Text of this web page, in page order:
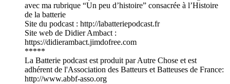
avec ma rubrique “Un peu d’histoire” consacrée à l’Histoire
de la batterie
Site du podcast : http://labatteriepodcast.fr
Site web de Didier Ambact :
https://didierambact.jimdofree.com
*****
La Batterie podcast est produit par Autre Chose et est
adhérent de l'Association des Batteurs et Batteuses de France:
http://www.abbf-asso.org